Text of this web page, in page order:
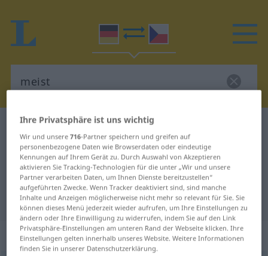
Deutsch-Tschechisch Wörterbuch
Deutsch-Tschechisch Übersetzung
für "meist"
"meist" Tschechisch Übersetzung
„meist“
Ihre Privatsphäre ist uns wichtig
Wir und unsere716-Partner speichern und greifen auf
personenbezogene Daten wie Browserdaten oder eindeutige
Kennungen auf Ihrem Gerät zu. Durch Auswahl von Akzeptieren
aktivieren Sie Tracking-Technologien für die unter „Wir und unsere
Partner verarbeiten Daten, um Ihnen Dienste bereitzustellen“
aufgeführten Zwecke. Wenn Tracker deaktiviert sind, sind manche
Inhalte und Anzeigen möglicherweise nicht mehr so relevant für Sie. Sie
können dieses Menü jederzeit wieder aufrufen, um Ihre Einstellungen zu
ändern oder Ihre Einwilligung zu widerrufen, indem Sie auf den Link
Privatsphäre-Einstellungen am unteren Rand der Webseite klicken. Ihre
Einstellungen gelten innerhalb unseres Website. Weitere Informationen
finden Sie in unserer Datenschutzerklärung.